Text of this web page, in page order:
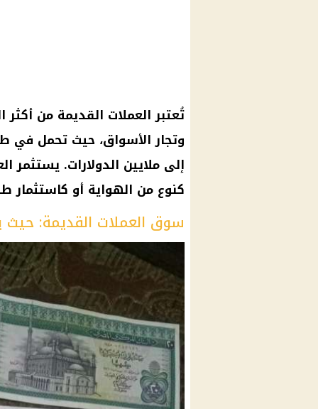
تُعتبر العملات القديمة من
وتجار الأسواق، حيث تحمل في
إلى ملايين الدولارات.
كنوع من الهواية أو كاستثمار
سوق العملات القديمة: